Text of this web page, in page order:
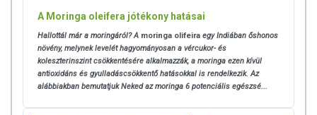
A Moringa oleifera jótékony hatásai
Hallottál már a moringáról? A moringa olifeira egy Indiában őshonos
növény, melynek levelét hagyományosan a vércukor- és
koleszterinszint csökkentésére alkalmazzák, a moringa ezen kívül
antioxidáns és gyulladáscsökkentő hatásokkal is rendelkezik. Az
alábbiakban bemutatjuk Neked az moringa 6 potenciális egészsé...